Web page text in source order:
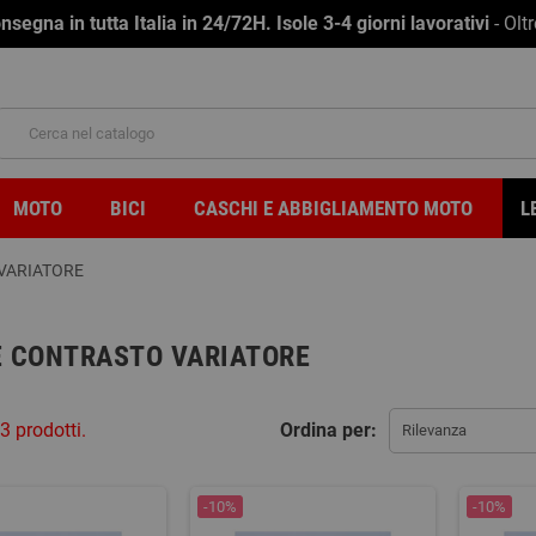
in tutta Italia in 24/72H. Isole 3-4 giorni lavorativi -
MOTO BICI CASCHI E ABBIGLIAMENTO MOTO
CONTRASTO VARIATORE
Ordina per: Rilevanza
prodotti.
-10% -10%